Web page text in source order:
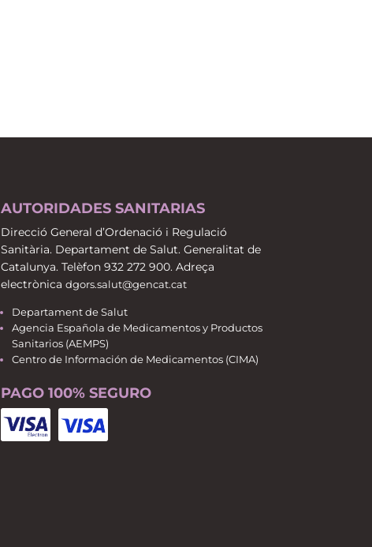
AUTORIDADES SANITARIAS
Direcció General d’Ordenació i Regulació
Sanitària. Departament de Salut. Generalitat de
Catalunya. Telèfon 932 272 900. Adreça
electrònica dgors.salut@gencat.cat
Departament de Salut
Agencia Española de Medicamentos y Productos
Sanitarios (AEMPS)
Centro de Información de Medicamentos (CIMA)
PAGO 100% SEGURO